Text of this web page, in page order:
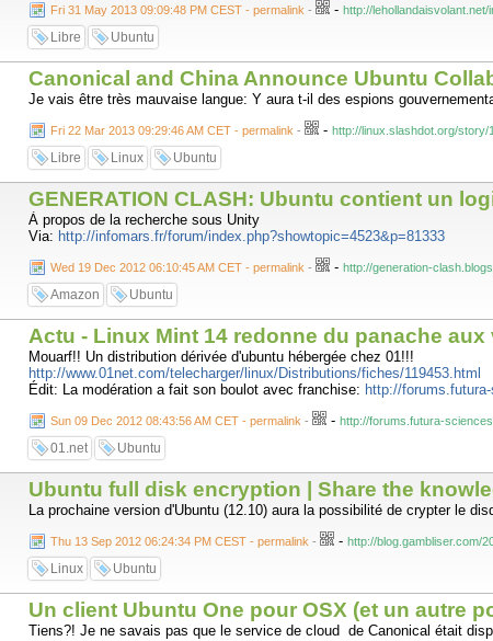
Fri 31 May 2013 09:09:48 PM CEST - permalink - - http://
Libre Ubuntu
Canonical and China Announce Ubuntu
Je vais être très mauvaise langue: Y aura t-il des espions
Fri 22 Mar 2013 09:29:46 AM CET - permalink - - http://linux.slashdot.org/story/
Libre Linux Ubuntu
GENERATION CLASH: Ubuntu contient un
À propos de la recherche sous Unity
Via: http://infomars.fr/forum/index.php?showtopic=4523&p=81333
Wed 19 Dec 2012 06:10:45 AM CET - permalink - - http://generation-
Amazon Ubuntu
Actu - Linux Mint 14 redonne du panache aux
Mouarf!! Un distribution dérivée d'ubuntu hébergée chez 01!!!
http://www.01net.com/telecharger/linux/Distributions/fiches/119453.html
Édit: La modération a fait son boulot avec franchise: http://
Sun 09 Dec 2012 08:43:56 AM CET - permalink - - http://forums.futura-
01.net Ubuntu
Ubuntu full disk encryption | Share the
La prochaine version d'Ubuntu (12.10) aura la possibilité de crypter le
Thu 13 Sep 2012 06:24:34 PM CEST - permalink - - http://blog.gambliser.com/
Linux Ubuntu
Un client Ubuntu One pour OSX (et un autre
Tiens?! Je ne savais pas que le service de cloud de Canonical était